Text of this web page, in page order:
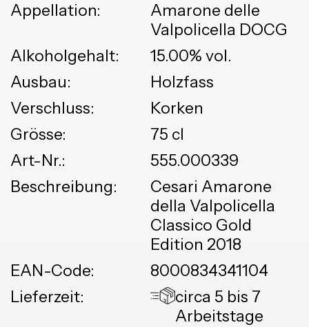
Appellation:
Amarone delle
Valpolicella DOCG
Alkoholgehalt:
15.00% vol.
Ausbau:
Holzfass
Verschluss:
Korken
Grösse:
75 cl
Art-Nr.:
555.000339
Beschreibung:
Cesari Amarone
della Valpolicella
Classico Gold
Edition 2018
EAN-Code:
8000834341104
Lieferzeit:
circa 5 bis 7
Arbeitstage